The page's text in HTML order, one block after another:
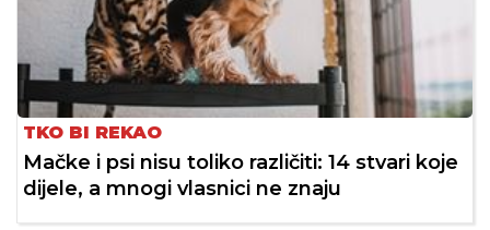
TKO BI REKAO
Mačke i psi nisu toliko različiti: 14 stvari koje
dijele, a mnogi vlasnici ne znaju